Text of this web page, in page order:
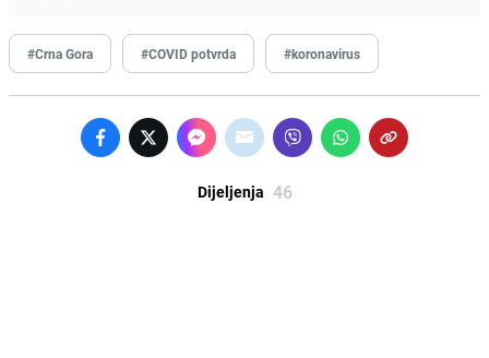
#Crna Gora #COVID potvrda #koronavirus
Dijeljenja 46